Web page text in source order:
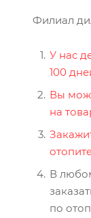
Филиал
У нас
100
Вы
на
В
по